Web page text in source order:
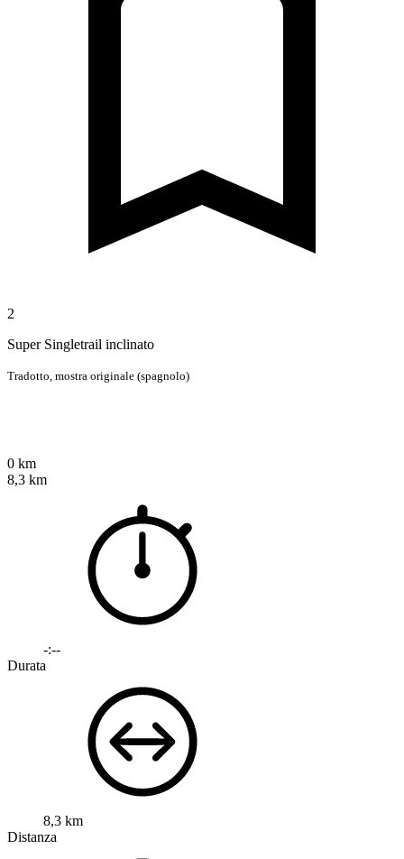
2
Super Singletrail inclinato
Tradotto, mostra originale (spagnolo)
0 km
8,3 km
-:--
Durata
8,3 km
Distanza